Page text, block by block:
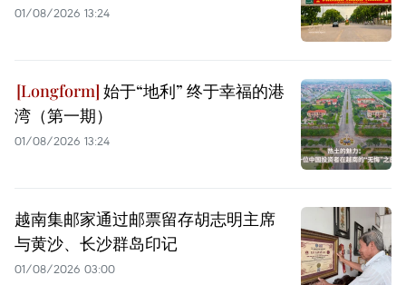
01/08/2026 13:24
始于“地利” 终于幸福的港
湾（第一期）
01/08/2026 13:24
越南集邮家通过邮票留存胡志明主席
与黄沙、长沙群岛印记
01/08/2026 03:00